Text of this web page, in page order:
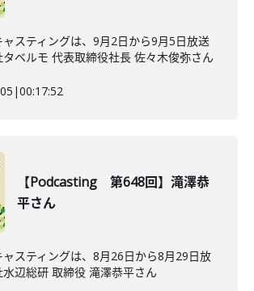
スティングは、9月2日から9月5日放送
ベルモ 代表取締役社長 佐々木俊弥さん
|00:17:52
【Podcasting 第648回】滝澤恭
平さん
スティングは、8月26日から8月29日放
辺総研 取締役 滝澤恭平さん